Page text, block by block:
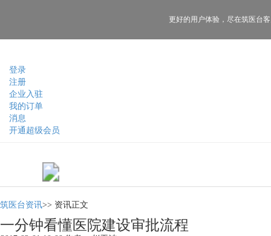
登录
注册
企业入驻
我的订单
消息
开通超级会员
更好的用户体验， 尽在筑医台
筑医台资讯>> 资讯正文
一分钟看懂医院建设审批流程